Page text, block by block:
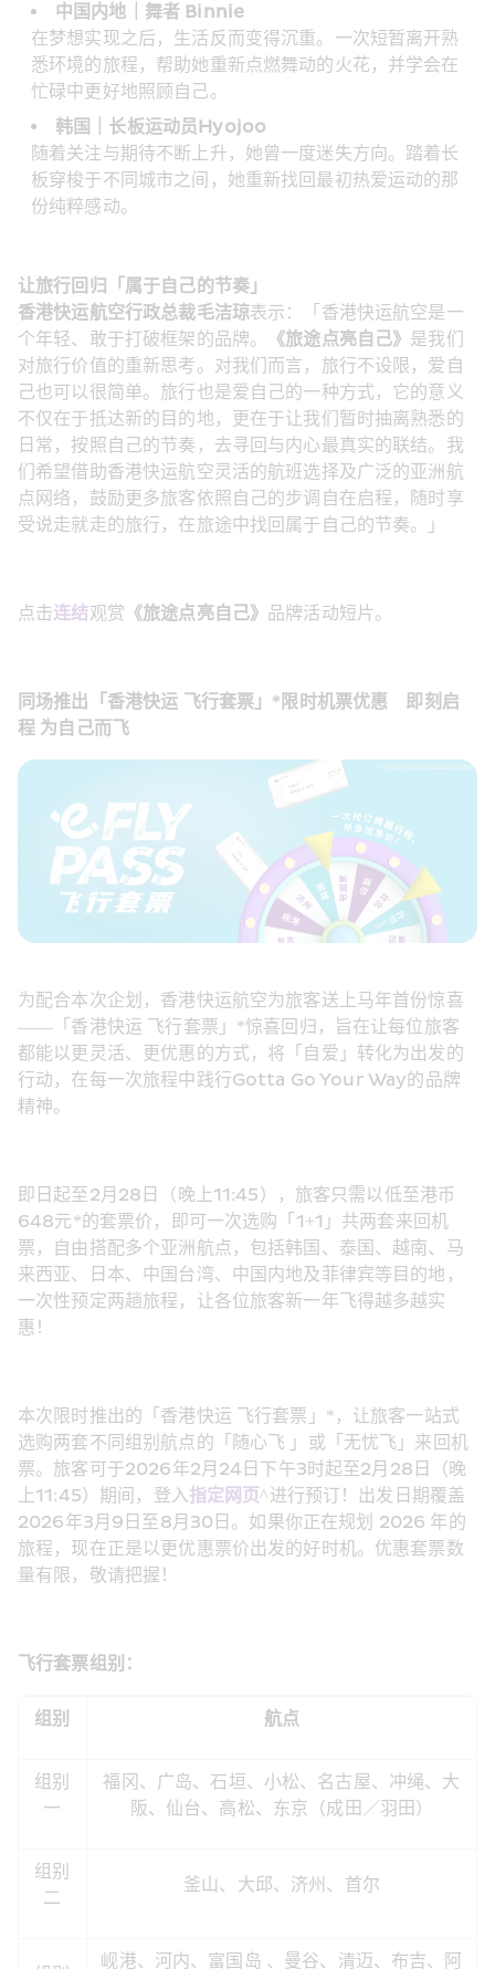
中国内地｜舞者 Binnie
在梦想实现之后，生活反而变得沉重。一次短暂离开熟
悉环境的旅程，帮助她重新点燃舞动的火花，并学会在
忙碌中更好地照顾自己。
韩国｜长板运动员Hyojoo
随着关注与期待不断上升，她曾一度迷失方向。踏着长
板穿梭于不同城市之间，她重新找回最初热爱运动的那
份纯粹感动。
让旅行回归「属于自己的节奏」
香港快运航空行政总裁毛洁琼表示：「香港快运航空是一
个年轻、敢于打破框架的品牌。
《旅途点亮自己》 是我们
对旅行价值的重新思考。对我们而言，旅行不设限，爱自
己也可以很简单。旅行也是爱自己的一种方式，它的意义
不仅在于抵达新的目的地，更在于让我们暂时抽离熟悉的
日常，按照自己的节奏，去寻回与内心最真实的联结。我
们希望借助香港快运航空灵活的航班选择及广泛的亚洲航
点网络，鼓励更多旅客依照自己的步调自在启程，随时享
受说走就走的旅行，在旅途中找回属于自己的节奏。」
点击连结观赏 《旅途点亮自己》 品牌活动短片。
同场推出「香港快运 飞行套票」*限时机票优惠　即刻启
程 为自己而飞
为配合本次企划，香港快运航空为旅客送上马年首份惊喜
——「香港快运 飞行套票」*惊喜回归，旨在让每位旅客
都能以更灵活、更优惠的方式，将「自爱」转化为出发的
行动，在每一次旅程中践行Gotta Go Your Way的品牌
精神。
即日起至2月28日（晚上11:45），旅客只需以低至港币
648元*的套票价，即可一次选购「1+1」共两套来回机
票，自由搭配多个亚洲航点，包括韩国、泰国、越南、马
来西亚、日本、中国台湾、中国内地及菲律宾等目的地，
一次性预定两趟旅程，让各位旅客新一年飞得越多越实
惠！
本次限时推出的「香港快运 飞行套票」*，让旅客一站式
选购两套不同组别航点的「随心飞 」或「无忧飞」来回机
票。旅客可于2026年2月24日下午3时起至2月28日（晚
上11:45）期间，登入指定网页^进行预订！出发日期覆盖
2026年3月9日至8月30日。如果你正在规划 2026 年的
旅程，现在正是以更优惠票价出发的好时机。优惠套票数
量有限，敬请把握！
飞行套票组别：
组别 航点
组别
一
福冈、广岛、石垣、小松、名古屋、冲绳、大
阪、仙台、高松、东京（成田／羽田）
组别
二
釜山、大邱、济州、首尔
岘港、河内、富国岛 、曼谷、清迈、布吉、阿